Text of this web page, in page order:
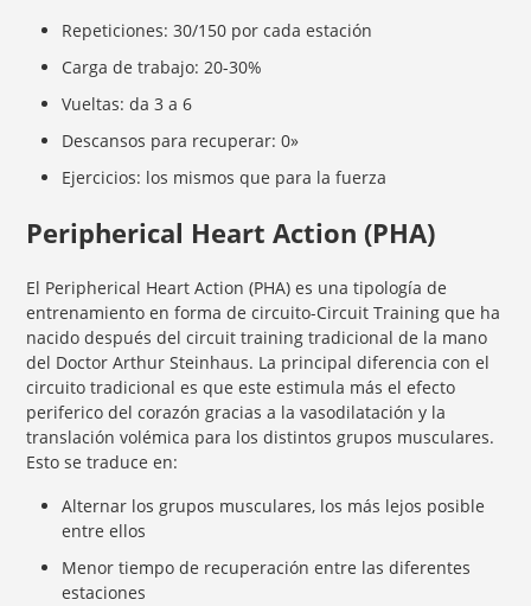
Repeticiones: 30/150 por cada estación
Carga de trabajo: 20-30%
Vueltas: da 3 a 6
Descansos para recuperar: 0»
Ejercicios: los mismos que para la fuerza
Peripherical Heart Action (PHA)
El Peripherical Heart Action (PHA) es una tipología de
entrenamiento en forma de circuito-Circuit Training que ha
nacido después del circuit training tradicional de la mano
del Doctor Arthur Steinhaus. La principal diferencia con el
circuito tradicional es que este estimula más el efecto
periferico del corazón gracias a la vasodilatación y la
translación volémica para los distintos grupos musculares.
Esto se traduce en:
Alternar los grupos musculares, los más lejos posible
entre ellos
Menor tiempo de recuperación entre las diferentes
estaciones